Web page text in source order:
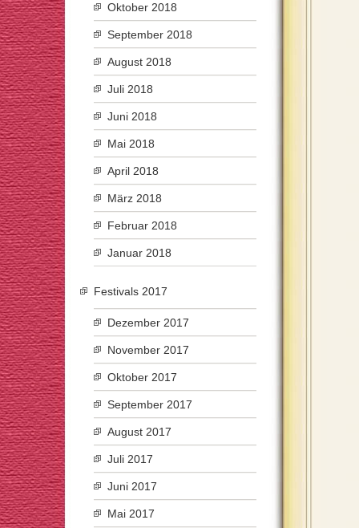
Oktober 2018
September 2018
August 2018
Juli 2018
Juni 2018
Mai 2018
April 2018
März 2018
Februar 2018
Januar 2018
Festivals 2017
Dezember 2017
November 2017
Oktober 2017
September 2017
August 2017
Juli 2017
Juni 2017
Mai 2017